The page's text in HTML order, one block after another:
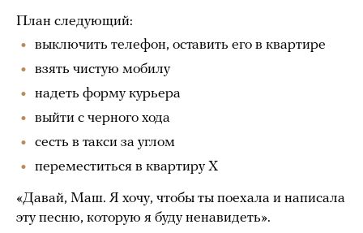
План следующий:
выключить телефон, оставить его в квартире
взять чистую мобилу
надеть форму курьера
выйти с черного хода
сесть в такси за углом
переместиться в квартиру Х
«Давай, Маш. Я хочу, чтобы ты поехала и написала
эту песню, которую я буду ненавидеть».